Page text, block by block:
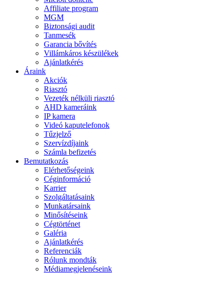
Affiliate program
MGM
Biztonsági audit
Tanmesék
Garancia bővítés
Villámkáros készülékek
Ajánlatkérés
Áraink
Akciók
Riasztó
Vezeték nélküli riasztó
AHD kameráink
IP kamera
Videó kaputelefonok
Tűzjelző
Szervízdíjaink
Számla befizetés
Bemutatkozás
Elérhetőségeink
Céginformáció
Karrier
Szolgáltatásaink
Munkatársaink
Minősítéseink
Cégtörténet
Galéria
Ajánlatkérés
Referenciák
Rólunk mondták
Médiamegjelenéseink